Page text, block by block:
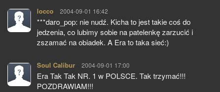
locco pisze:
2004-09-01 16:42
***daro_pop: nie nudź. Kicha to jest takie coś do
jedzenia, co lubimy sobie na patelenkę zarzucić i
zszamać na obiadek. A Era to taka sieć:)
Soul Calibur pisze:
2004-09-01 17:00
Era Tak Tak NR. 1 w POLSCE. Tak trzymać!!!
POZDRAWIAM!!!